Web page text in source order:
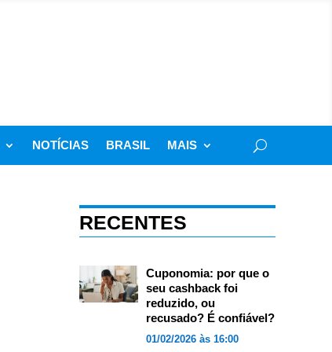
NOTÍCIAS BRASIL MAIS
RECENTES
Cuponomia: por que o
seu cashback foi
reduzido, ou
recusado? É confiável?
01/02/2026 às 16:00